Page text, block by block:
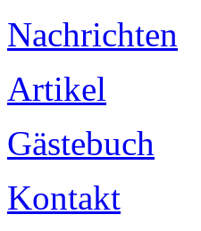
Nachrichten
Artikel
Gästebuch
Kontakt